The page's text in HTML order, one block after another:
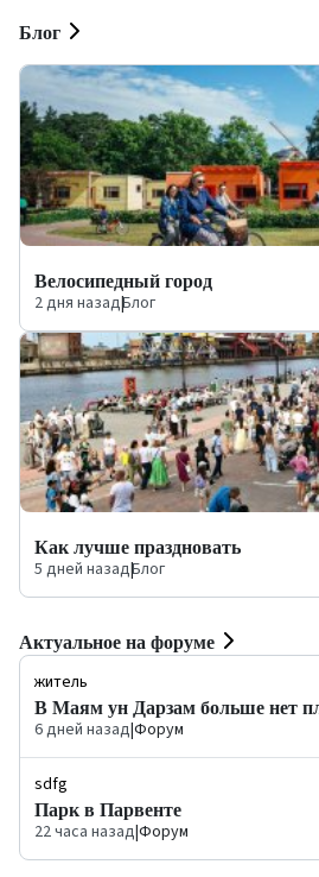
Блог
Велосипедный город
2 дня назад|Блог
Как лучше праздновать
5 дней назад|Блог
Актуальное на форуме
житель
В Маям ун Дарзам больше нет
6 дней назад|Форум
sdfg
Парк в Парвенте
22 часа назад|Форум